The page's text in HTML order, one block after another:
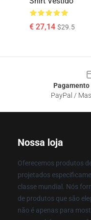
€ 27,14 $29.5
Pagamento
PayPal /
Nossa loja
Oferecemos produtos
projetados
classe mundial. Nós
de produtos que são
não é apenas para